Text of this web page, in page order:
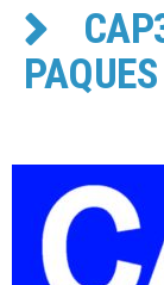
PAQUES